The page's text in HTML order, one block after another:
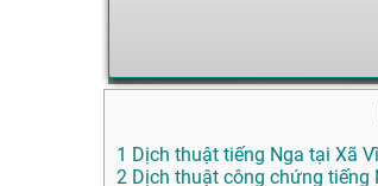
1 Dịch thuật tiếng Nga tại Xã
2 Dịch thuật công chứng tiếng